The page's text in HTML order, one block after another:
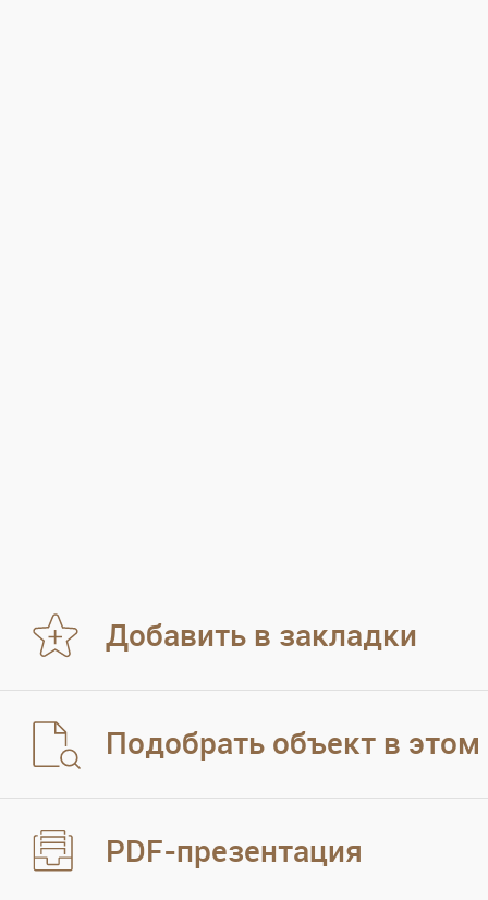
Добавить в закладки
Подобрать объект в этом
PDF-презентация